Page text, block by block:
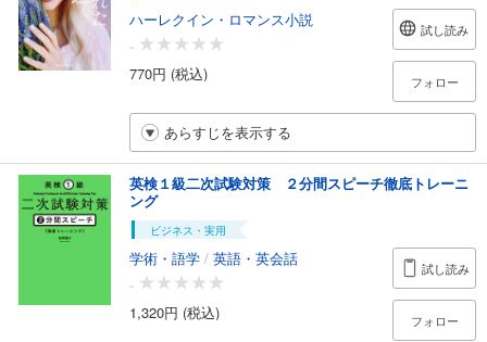
ハーレクイン・ロマンス小説
-
770円 (税込)
試し読み
フォロー
あらすじを表示する
英検１級二次試験対策 ２分間スピーチ徹底トレーニ
ング
ビジネス・実用
学術・語学 / 英語・英会話
-
1,320円 (税込)
試し読み
フォロー